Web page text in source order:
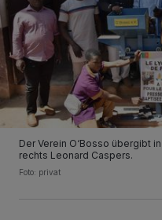
Der Verein O‘Bosso übergibt
rechts Leonard Caspers.
Foto: privat